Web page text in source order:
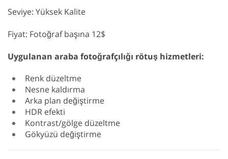
Seviye: Yüksek Kalite
Fiyat: Fotoğraf başına 12$
Uygulanan araba fotoğrafçılığı rötuş hizmetleri:
Renk düzeltme
Nesne kaldırma
Arka plan değiştirme
HDR efekti
Kontrast/gölge düzeltme
Gökyüzü değiştirme